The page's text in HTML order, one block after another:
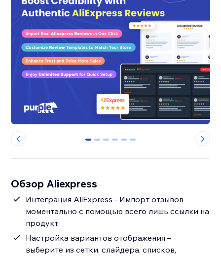
0 1 2 3 4 5
Обзор Aliexpress
Интеграция AliExpress - Импорт отзывов
моментально с помощью всего лишь ссылки на
продукт.
Настройка вариантов отображения –
выберите из сетки, слайдера, списков,